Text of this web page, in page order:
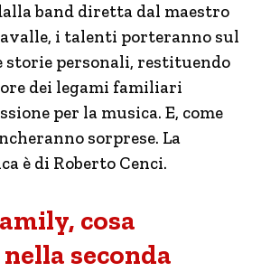
band diretta dal maestro
i talenti porteranno sul
storie personali, restituendo
dei legami familiari
per la musica. E, come
sorprese. La
è di Roberto Cenci.
cosa
seconda